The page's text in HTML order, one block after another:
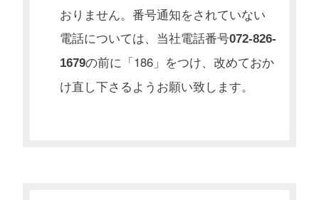
おりません。番号通知をされていない
電話については、当社電話番号072-826-
1679の前に「186」をつけ、改めておか
け直し下さるようお願い致します。